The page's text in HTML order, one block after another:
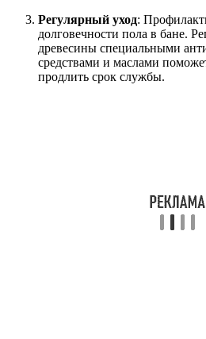
Регулярный уход:
долговечности пола в бане.
древесины специальными
средствами и маслами
продлить срок службы.